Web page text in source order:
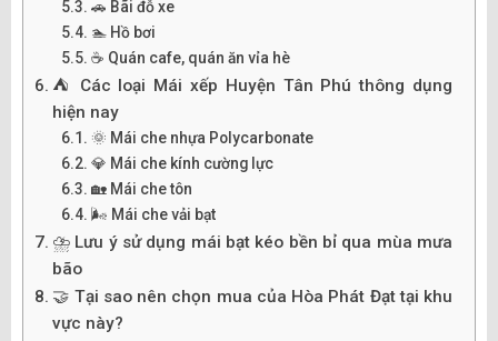
🚗 Bãi đỗ xe
🏊 Hồ bơi
☕ Quán cafe, quán ăn vỉa hè
⛺ Các loại Mái xếp Huyện Tân Phú thông dụng
hiện nay
🌞 Mái che nhựa Polycarbonate
💎 Mái che kính cường lực
🏡 Mái che tôn
🌬️ Mái che vải bạt
⛈️ Lưu ý sử dụng mái bạt kéo bền bỉ qua mùa mưa
bão
🤝 Tại sao nên chọn mua của Hòa Phát Đạt tại khu
vực này?